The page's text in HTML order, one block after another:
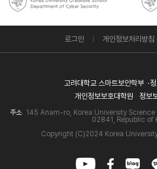
로그인 개인정보처리방침
고려대학교 스마트보안학부
개인정보보호대학원
정보
주소 145 Anam-ro, Korea University
02841, Republic of
Copyright (C)2024 Korea